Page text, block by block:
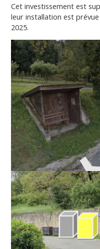
Cet investissement est
leur installation est
2025.